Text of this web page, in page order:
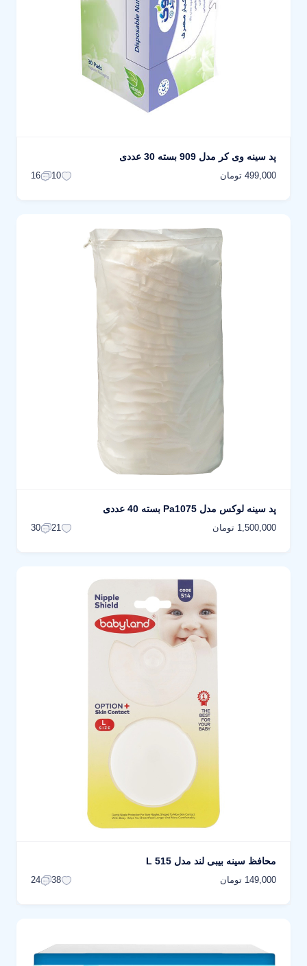
پد سینه وی کر مدل 909 بسته 30 عددی
499,000 تومان 10
16
پد سینه لوکس مدل Pa1075 بسته 40 عددی
1,500,000 تومان 21
30
محافظ سینه بیبی لند مدل 515 L
149,000 تومان 38
24